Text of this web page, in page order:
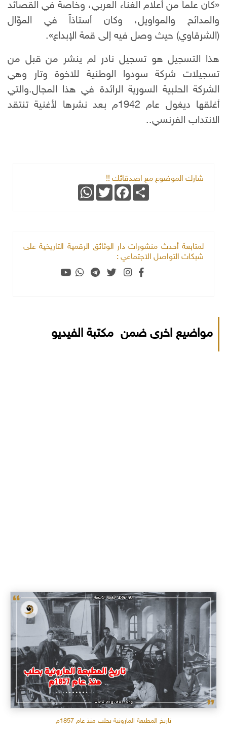
«كان علماً من أعلام الغناء العربي، وخاصة في القصائد
والمدائح والمواويل، وكان أستاذاً في الموّال
(الشرقاوي) حيث وصل فيه إلى قمة الإبداع».
هذا التسجيل هو تسجيل نادر لم ينشر من قبل من
تسجيلات شركة سودوا الوطنية للاخوة وتار وهي
الشركة الحلبية السورية الرائدة في هذا المجال.والتي
أغلقها ديغول عام 1942م بعد نشرها لأغنية تنتقد
الانتداب الفرنسي..
شارك الموضوع مع اصدقائك !!
Share
Facebook
Twitter
WhatsApp
لمتابعة أحدث منشورات دار الوثائق الرقمية التاريخية على
شبكات التواصل الاجتماعي :
مواضيع اخرى ضمن مكتبة الفيديو
تاريخ المطبعة المارونية بحلب منذ عام 1857م